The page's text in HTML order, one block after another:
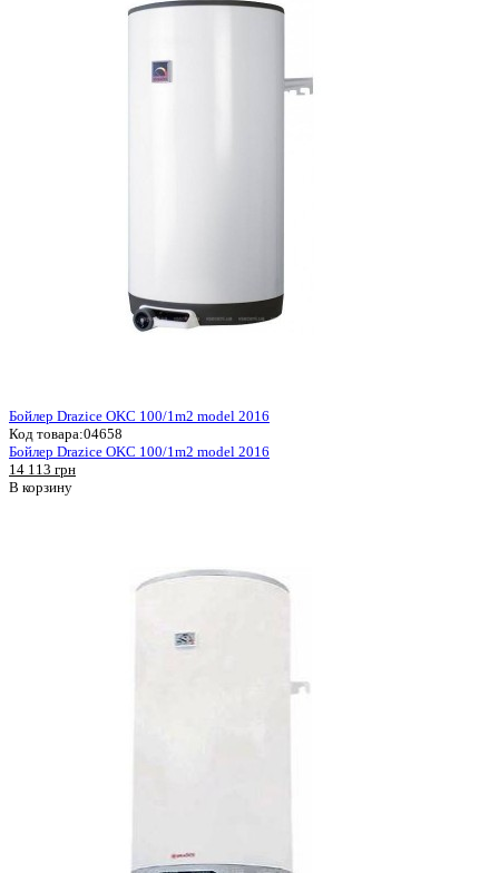
Бойлер Drazice OKC 100/1m2 model 2016
Код товара:04658
Бойлер Drazice OKC 100/1m2 model 2016
14 113 грн
В корзину